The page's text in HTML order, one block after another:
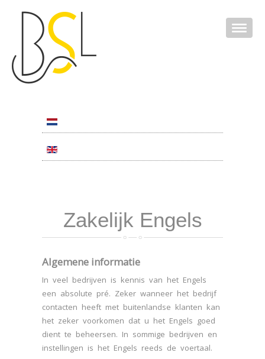
Zakelijk Engels
Algemene informatie
In veel bedrijven is kennis van het Engels
een absolute pré. Zeker wanneer het bedrijf
contacten heeft met buitenlandse klanten kan
het zeker voorkomen dat u het Engels goed
dient te beheersen. In sommige bedrijven en
instellingen is het Engels reeds de voertaal.